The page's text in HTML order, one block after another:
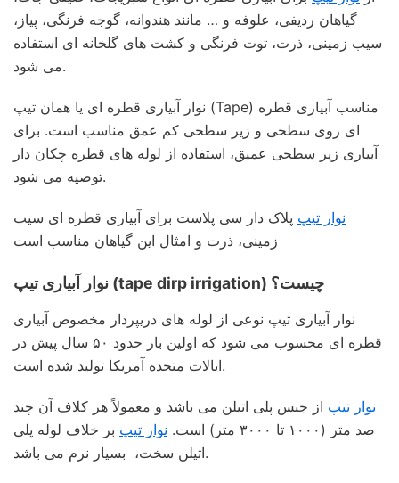
گیاهان ردیفی، علوفه و … مانند هندوانه، گوجه فرنگی، پیاز،
سیب زمینی، ذرت، توت فرنگی و کشت های گلخانه ای استفاده
می شود.
نوار آبیاری قطره ای یا همان تیپ (Tape) مناسب آبیاری قطره
ای روی سطحی و زیر سطحی کم عمق مناسب است. برای
آبیاری زیر سطحی عمیق، استفاده از لوله های قطره چکان دار
توصیه می شود.
نوار تیپ پلاک دار سی پلاست برای آبیاری قطره ای سیب
زمینی، ذرت و امثال این گیاهان مناسب است
نوار آبیاری تیپ (tape dirp irrigation) چیست؟
نوار آبیاری تیپ نوعی از لوله های دریپردار مخصوص آبیاری
قطره ای محسوب می شود که اولین بار حدود ۵۰ سال پیش در
ایالات متحده آمریکا تولید شده است.
نوار تیپ از جنس پلی اتیلن می باشد و معمولاً هر کلاف آن چند
صد متر (۱۰۰۰ تا ۳۰۰۰ متر) است.
نوار تیپ بر خلاف لوله پلی
اتیلن سخت، بسیار نرم می باشد.